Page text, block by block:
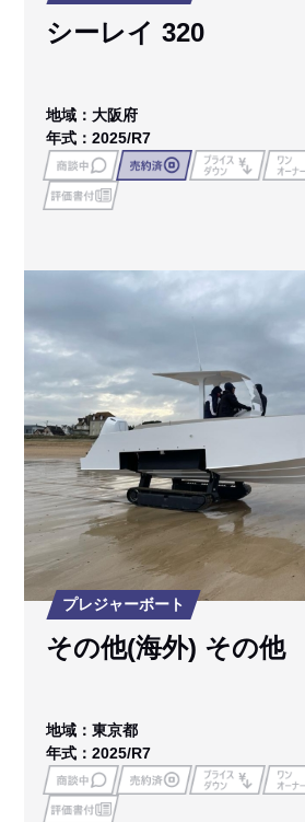
シーレイ 320
地域：大阪府
年式：2025/R7
プレジャーボート
その他(海外) その他
地域：東京都
年式：2025/R7